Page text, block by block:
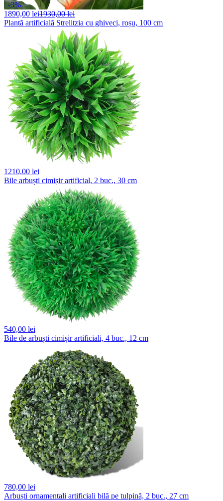
-3%
1890,00 lei1930,00 lei
Plantă artificială Strelitzia cu ghiveci, roșu, 100 cm
1210,00 lei
Bile arbuști cimișir artificial, 2 buc., 30 cm
540,00 lei
Bile de arbuști cimișir artificiali, 4 buc., 12 cm
780,00 lei
Arbuști ornamentali artificiali bilă pe tulpină, 2 buc., 27 cm